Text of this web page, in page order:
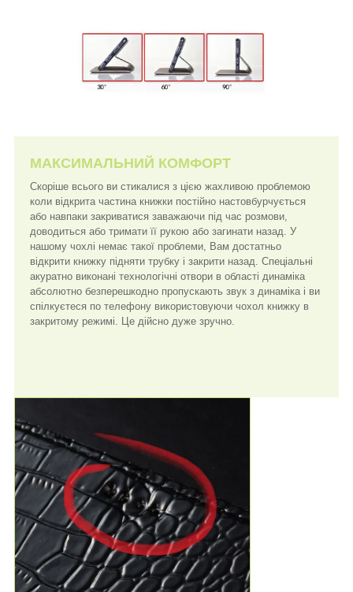
МАКСИМАЛЬНИЙ КОМФОРТ
Скоріше всього ви стикалися з цією жахливою проблемою
коли відкрита частина книжки постійно настовбурчується
або навпаки закриватися заважаючи під час розмови,
доводиться або тримати її рукою або загинати назад. У
нашому чохлі немає такої проблеми, Вам достатньо
відкрити книжку підняти трубку і закрити назад. Спеціальні
акуратно виконані технологічні отвори в області динаміка
абсолютно безперешкодно пропускають звук з динаміка і ви
спілкуєтеся по телефону використовуючи чохол книжку в
закритому режимі. Це дійсно дуже зручно.